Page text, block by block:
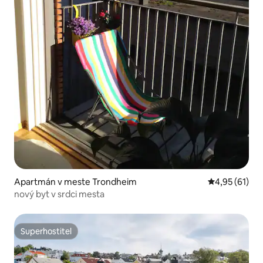
Apartmán v meste Trondheim Priemerné
4,95 (61)
nový byt v srdci mesta
Superhostiteľ
Superhostiteľ